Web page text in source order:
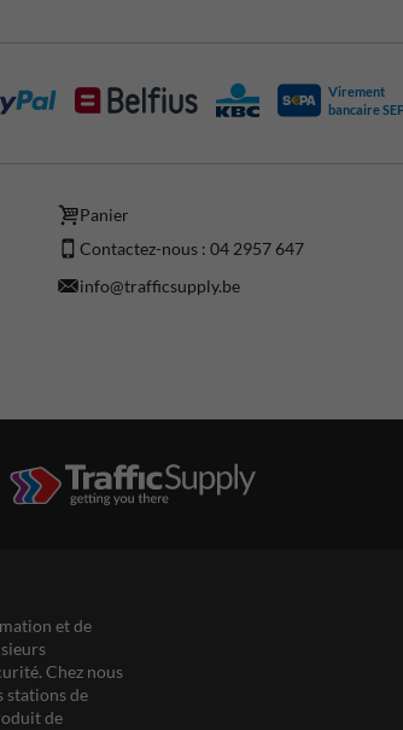
Virement
bancaire
Panier
Contactez-nous : 04 2957 647
info@trafficsupply.be
et de
Chez nous
stations de
de